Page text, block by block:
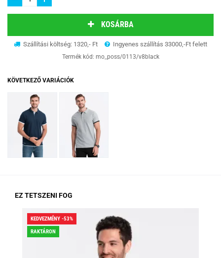
KOSÁRBA
Szállítási költség: 1320,- Ft Ingyenes szállítás 33000,-Ft felett
Termék kód: mo_poss/0113/v8black
KÖVETKEZŐ VARIÁCIÓK
EZ TETSZENI FOG
KEDVEZMÉNY -53%
RAKTÁRON